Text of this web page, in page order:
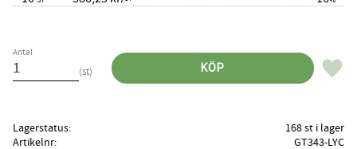
Antal
st KÖP Lägg
Lagerstatus
168 st i lager
Artikelnr
GT343-LYC